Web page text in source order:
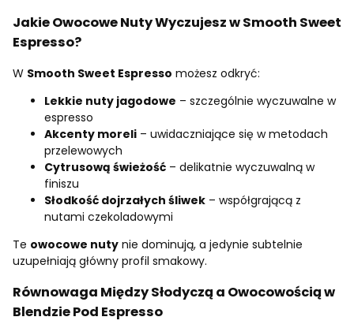
Jakie Owocowe Nuty Wyczujesz w Smooth Sweet
Espresso?
W Smooth Sweet Espresso możesz odkryć:
Lekkie nuty jagodowe – szczególnie wyczuwalne w
espresso
Akcenty moreli – uwidaczniające się w metodach
przelewowych
Cytrusową świeżość – delikatnie wyczuwalną w
finiszu
Słodkość dojrzałych śliwek – współgrającą z
nutami czekoladowymi
Te owocowe nuty nie dominują, a jedynie subtelnie
uzupełniają główny profil smakowy.
Równowaga Między Słodyczą a Owocowością w
Blendzie Pod Espresso